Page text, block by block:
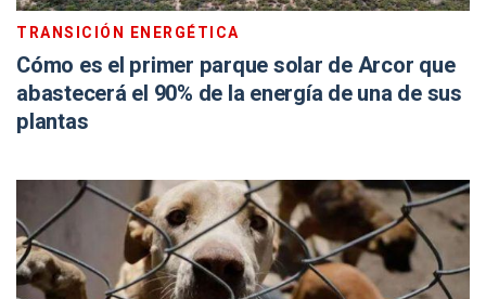
TRANSICIÓN ENERGÉTICA
Cómo es el primer parque solar de Arcor que
abastecerá el 90% de la energía de una de sus
plantas